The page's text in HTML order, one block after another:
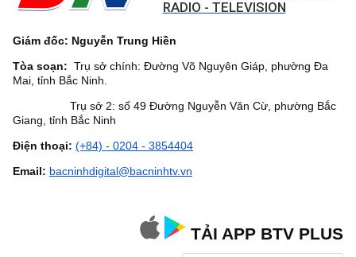
RADIO - TELEVISION
Giám đốc: Nguyễn Trung Hiền
Tòa soạn: Trụ sở chính: Đường Võ Nguyên Giáp, phường Đa
Mai, tỉnh Bắc Ninh.
Trụ sở 2: số 49 Đường Nguyễn Văn Cừ, phường Bắc
Giang, tỉnh Bắc Ninh
Điện thoại: (+84) - 0204 - 3854404
Email: bacninhdigital@bacninhtv.vn
TẢI APP BTV PLUS